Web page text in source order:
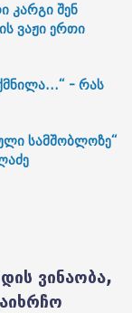
კარგი შენ
ვაჟი ერთი
- რას
სამშობლოზე“
ვინაობა,